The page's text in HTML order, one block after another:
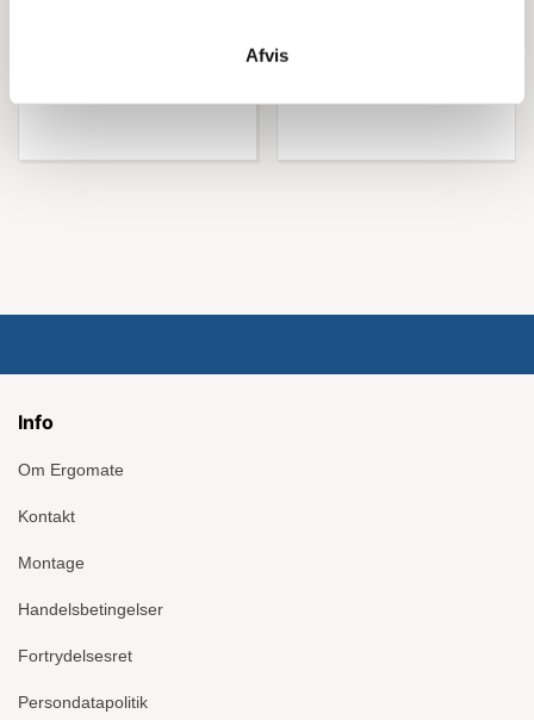
Afvis
Info
Om Ergomate
Kontakt
Montage
Handelsbetingelser
Fortrydelsesret
Persondatapolitik